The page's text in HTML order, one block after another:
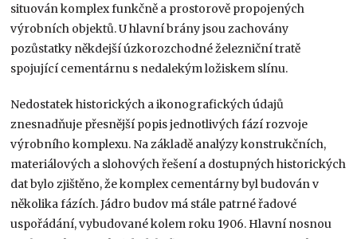
situován komplex funkčně a prostorově propojených
výrobních objektů. U hlavní brány jsou zachovány
pozůstatky někdejší úzkorozchodné železniční tratě
spojující cementárnu s nedalekým ložiskem slínu.
Nedostatek historických a ikonografických údajů
znesnadňuje přesnější popis jednotlivých fází rozvoje
výrobního komplexu. Na základě analýzy konstrukčních,
materiálových a slohových řešení a dostupných historických
dat bylo zjištěno, že komplex cementárny byl budován v
několika fázích. Jádro budov má stále patrné řadové
uspořádání, vybudované kolem roku 1906. Hlavní nosnou